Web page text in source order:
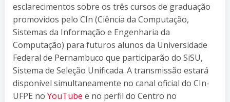
esclarecimentos sobre os três cursos de graduação
promovidos pelo CIn (Ciência da Computação,
Sistemas da Informação e Engenharia da
Computação) para futuros alunos da Universidade
Federal de Pernambuco que participarão do SiSU,
Sistema de Seleção Unificada. A transmissão estará
disponível simultaneamente no canal oficial do CIn-
UFPE no YouTube e no perfil do Centro no